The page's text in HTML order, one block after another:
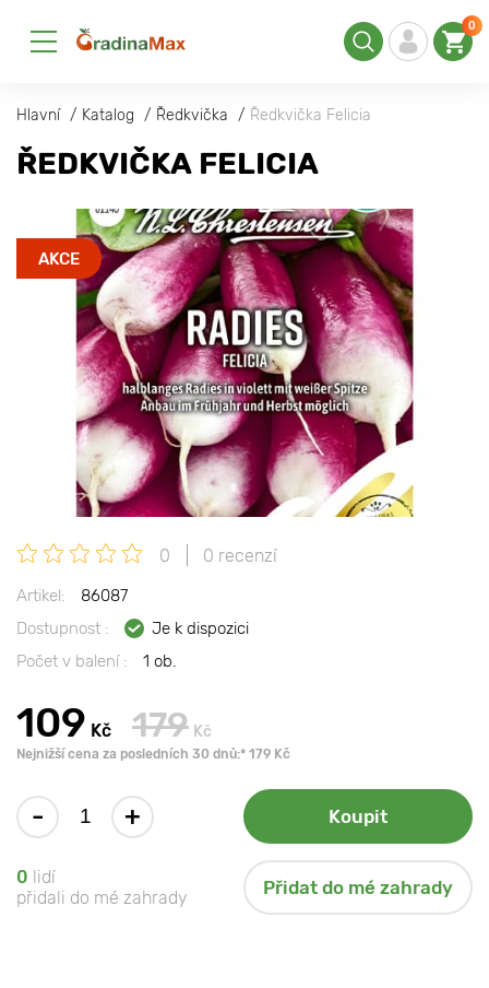
0
Hlavní Katalog Ředkvička Ředkvička Felicia
ŘEDKVIČKA FELICIA
AKCE
0 0 recenzí
Artikel:
86087
Dostupnost :
Je k dispozici
Počet v balení :
1 ob.
109 Kč 179 Kč
Nejnižší cena za posledních 30 dnů:* 179 Kč
- + Koupit
0 lidí
přidali do mé zahrady
Přidat do mé zahrady